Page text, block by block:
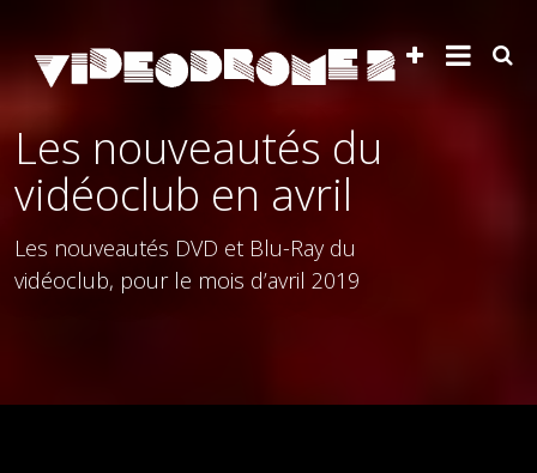
Les nouveautés du
vidéoclub en avril
Les nouveautés DVD et Blu-Ray du
vidéoclub, pour le mois d’avril 2019